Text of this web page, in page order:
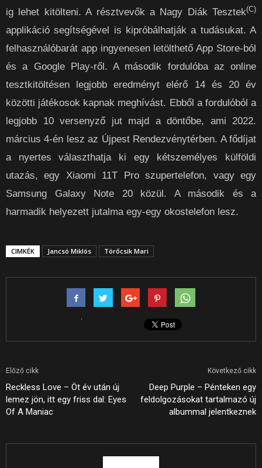
ig lehet kitölteni. A résztvevők a Nagy Diák Tesztek(C)
applikáció segítségével is kipróbálhatják a tudásukat. A
felhasználóbarát app ingyenesen letölthető App Store-ból
és a Google Play-ről. A második fordulóba az online
tesztkitöltésen legjobb eredményt elérő 14 és 20 év
közötti játékosok kapnak meghívást. Ebből a fordulóból a
legjobb 10 versenyző jut majd a döntőbe, ami 2022.
március 4-én lesz az Újpest Rendezvénytérben. A fődíjat
a nyertes választhatja ki egy kétszemélyes külföldi
utazás, egy Xiaomi 11T Pro szupertelefon, vagy egy
Samsung Galaxy Note 20 közül. A második és a
harmadik helyezett jutalma egy-egy okostelefon lesz.
CIMKÉK Jancsó Miklós Törőcsik Mari
Előző cikk
Reckless Love – Öt év után új
lemez jön, itt egy friss dal: Eyes
Of A Maniac
Következő cikk
Deep Purple – Pénteken egy
feldolgozásokat tartalmazó új
albummal jelentkeznek